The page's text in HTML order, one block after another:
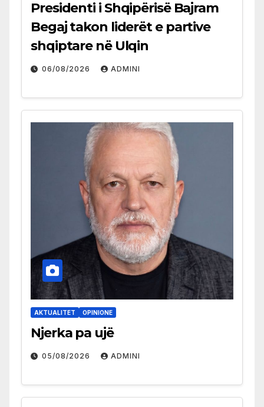
Presidenti i Shqipërisë Bajram
Begaj takon liderët e partive
shqiptare në Ulqin
06/08/2026 ADMINI
AKTUALITET OPINIONE
Njerka pa ujë
05/08/2026 ADMINI